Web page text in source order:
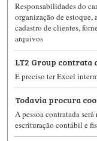
Responsabilidades do
organização de
cadastro de clientes,
arquivos
LT2 Group
É preciso ter Excel
Todavia procura
A pessoa contratada
escrituração contábil e